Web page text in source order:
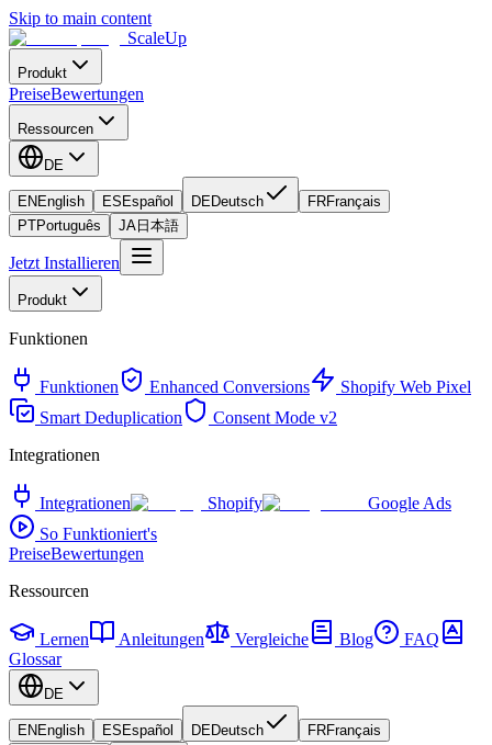
Skip to main content
ScaleUp
Produkt
PreiseBewertungen
Ressourcen
DE
EN English ES Español DEDeutsch FRFrançais
PTPortuguês JA 日本語
Jetzt Installieren
Produkt
Funktionen
Funktionen Enhanced Conversions
Shopify Web Pixel
Smart Deduplication
Consent Mode v2
Integrationen
Integrationen Shopify
Google Ads
So Funktioniert's
PreiseBewertungen
Ressourcen
Lernen Anleitungen Vergleiche Blog
FAQ
Glossar
DE
EN English ES Español DEDeutsch FRFrançais